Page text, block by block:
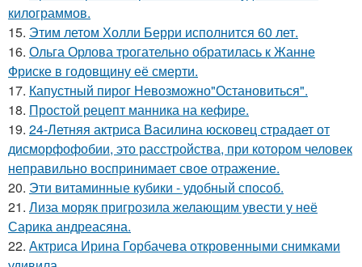
килограммов.
15. Этим летом Холли Берри исполнится 60 лет.
16. Ольга Орлова трогательно обратилась к Жанне
Фриске в годовщину её смерти.
17. Капустный пирог Невозможно"Остановиться".
18. Простой рецепт манника на кефире.
19. 24-Летняя актриса Василина юсковец страдает от
дисморфофобии, это расстройства, при котором человек
неправильно воспринимает свое отражение.
20. Эти витаминные кубики - удобный способ.
21. Лиза моряк пригрозила желающим увести у неё
Сарика андреасяна.
22. Актриса Ирина Горбачева откровенными снимками